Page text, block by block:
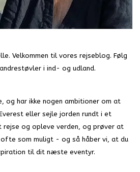
Velkommen til vores rejseblog. Følg
i ind- og udland.
og har ikke nogen ambitioner om at
eller sejle jorden rundt i et
rejse og opleve verden, og prøver at
som muligt - og så håber vi, at du
til dit næste eventyr.